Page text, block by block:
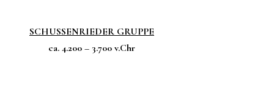
SCHUSSENRIEDER GRUPPE
ca. 4.200 – 3.700 v.Chr